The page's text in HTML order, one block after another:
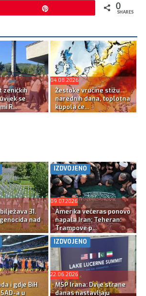
0
SHARES
zeničkih
se
R...
04.08.2026
Žestoke vrućine stižu
narednih dana, toplotna
kupola će...
31.
nad
IZDVOJENO
09.07.2026
Amerika večeras ponovo
napala Iran; Teheran:
Trampove p...
i gdje BiH
a u
IZDVOJENO
22.06.2026
MSP Irana: Dvije strane
danas nastavljaju